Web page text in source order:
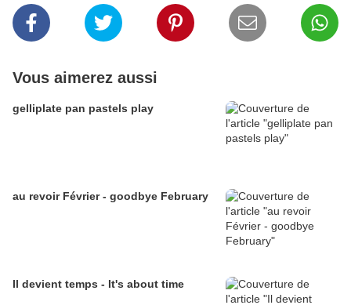
Vous aimerez aussi
gelliplate pan pastels play
au revoir Février - goodbye February
Il devient temps - It's about time